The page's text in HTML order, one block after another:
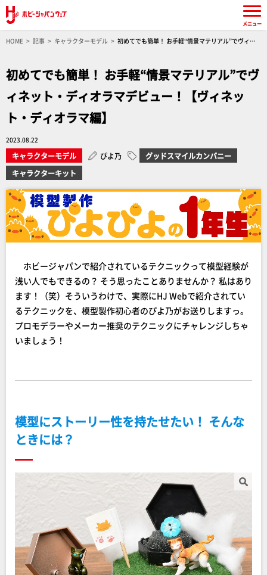
HOME 記事 キャラクターモデル
初めてでも簡単！ お手軽“情景マテリアル”でヴィネ
初めてでも簡単！ お手軽“情景マテリアル”でヴ
ィネット・ディオラマデビュー！【ヴィネッ
ト・ディオラマ編】
2023.08.22
キャラクターモデル ぴよ乃
グッドスマイルカンパニー
キャラクターキット
ホビージャパンで紹介されているテクニックって模型経験が
浅い人でもできるの？ そう思ったことありませんか？ 私はあり
ます！（笑）そういうわけで、実際にHJ Webで紹介されてい
るテクニックを、模型製作初心者のぴよ乃がお送りしますっ。
プロモデラーやメーカー推奨のテクニックにチャレンジしちゃ
いましょう！
模型にストーリー性を持たせたい！ そんな
ときには？
メニュー